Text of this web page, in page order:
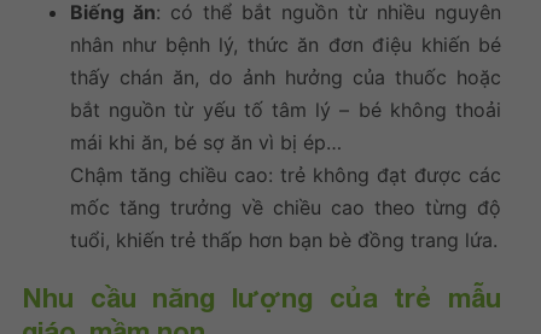
Biếng ăn: có thể bắt nguồn từ nhiều nguyên
nhân như bệnh lý, thức ăn đơn điệu khiến bé
thấy chán ăn, do ảnh hưởng của thuốc hoặc
bắt nguồn từ yếu tố tâm lý – bé không thoải
mái khi ăn, bé sợ ăn vì bị ép…
Chậm tăng chiều cao: trẻ không đạt được các
mốc tăng trưởng về chiều cao theo từng độ
tuổi, khiến trẻ thấp hơn bạn bè đồng trang lứa.
Nhu cầu năng lượng của trẻ mẫu